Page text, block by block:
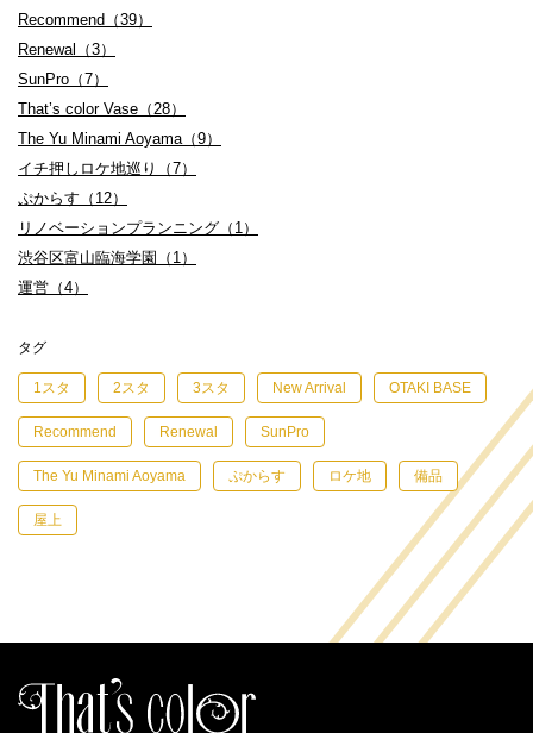
Recommend（39）
Renewal（3）
SunPro（7）
That’s color Vase（28）
The Yu Minami Aoyama（9）
イチ押しロケ地巡り（7）
ぷからす（12）
リノベーションプランニング（1）
渋谷区富山臨海学園（1）
運営（4）
タグ
1スタ 2スタ 3スタ New Arrival OTAKI BASE
Recommend Renewal SunPro
The Yu Minami Aoyama ぷからす ロケ地 備品
屋上